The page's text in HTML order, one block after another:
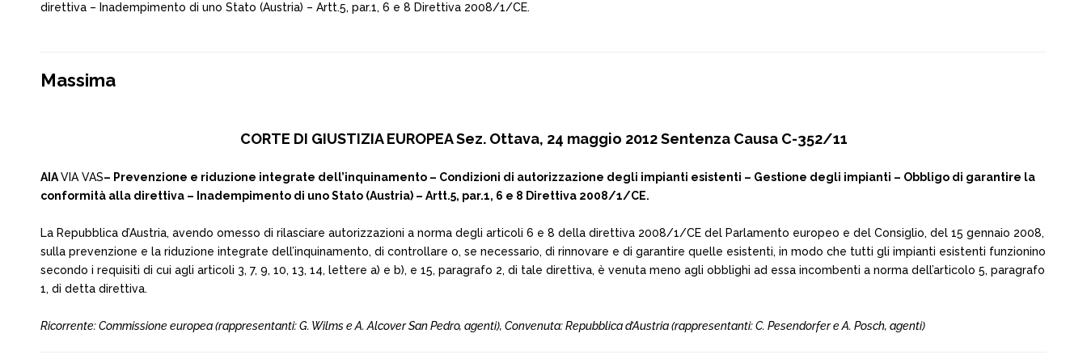
direttiva – Inadempimento di uno Stato (Austria) – Artt.5, par.1, 6 e 8 Direttiva 2008/1/CE.
Massima
CORTE DI GIUSTIZIA EUROPEA Sez. Ottava, 24 maggio 2012 Sentenza Causa C-352/11
AIAVIA VAS– Prevenzione e riduzione integrate dell’inquinamento – Condizioni di autorizzazione degli impianti esistenti – Gestione degli impianti – Obbligo di garantire la
conformità alla direttiva – Inadempimento di uno Stato (Austria) – Artt.5, par.1, 6 e 8 Direttiva 2008/1/CE.
La Repubblica d’Austria, avendo omesso di rilasciare autorizzazioni a norma degli articoli 6 e 8 della direttiva 2008/1/CE del Parlamento europeo e del Consiglio, del 15 gennaio 2008,
sulla prevenzione e la riduzione integrate dell’inquinamento, di controllare o, se necessario, di rinnovare e di garantire quelle esistenti, in modo che tutti gli impianti esistenti funzionino
secondo i requisiti di cui agli articoli 3, 7, 9, 10, 13, 14, lettere a) e b), e 15, paragrafo 2, di tale direttiva, è venuta meno agli obblighi ad essa incombenti a norma dell’articolo 5, paragrafo
1, di detta direttiva.
Ricorrente: Commissione europea (rappresentanti: G. Wilms e A. Alcover San Pedro, agenti), Convenuta: Repubblica d’Austria (rappresentanti: C. Pesendorfer e A. Posch, agenti)